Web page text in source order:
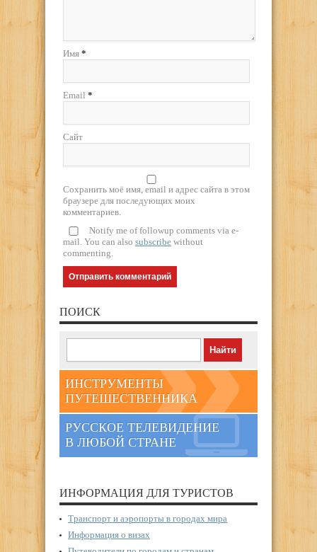
Имя *
Email *
Сайт
Сохранить моё имя, email и адрес сайта в этом
браузере для последующих моих
комментариев.
Notify me of followup comments via e-
mail. You can also subscribe without
commenting.
ПОИСК
ИНСТРУМЕНТЫ
ПУТЕШЕСТВЕННИКА
РУССКОЕ ТЕЛЕВИДЕНИЕ
В ЛЮБОЙ СТРАНЕ
ИНФОРМАЦИЯ ДЛЯ ТУРИСТОВ
Транспорт и аэропорты в городах мира
Информация о визах